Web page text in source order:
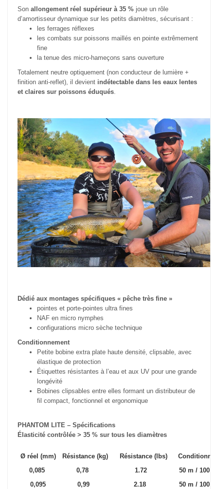
Son allongement réel supérieur à 35 % joue un rôle
d’amortisseur dynamique sur les petits diamètres, sécurisant :
les ferrages réflexes
les combats sur poissons maillés en pointe extrêmement
fine
la tenue des micro-hameçons sans ouverture
Totalement neutre optiquement (non conducteur de lumière +
finition anti-reflet), il devient indétectable dans les eaux lentes
et claires sur poissons éduqués.
Dédié aux montages spécifiques « pêche très fine »
pointes et porte-pointes ultra fines
NAF en micro nymphes
configurations micro sèche technique
Conditionnement
Petite bobine extra plate haute densité, clipsable, avec
élastique de protection
Étiquettes résistantes à l’eau et aux UV pour une grande
longévité
Bobines clipsables entre elles formant un distributeur de
fil compact, fonctionnel et ergonomique
PHANTOM LITE – Spécifications
Élasticité contrôlée > 35 % sur tous les diamètres
Ø réel (mm) Résistance (kg) Résistance (lbs)
0,085
0,78 1.72
50 m /
0,095
0,99 2.18
50 m /